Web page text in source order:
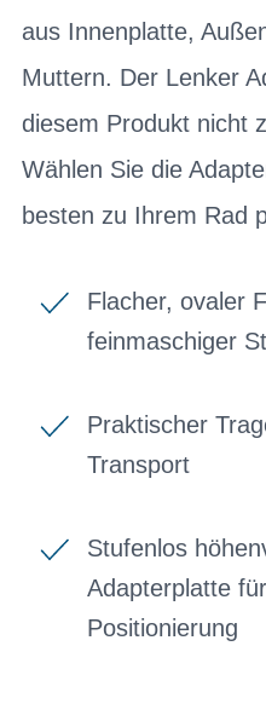
aus Innenplatte,
Muttern. Der Lenker
diesem Produkt nicht
Wählen Sie die
besten zu Ihrem Rad
Flacher, ovaler
feinmaschiger
Praktischer
Transport
Stufenlos
Adapterplatte
Positionierung